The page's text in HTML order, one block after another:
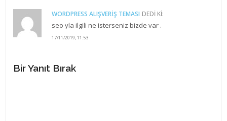
WORDPRESS ALIŞVERIŞ TEMASI DEDI KI:
17/11/2019, 11:53
seo yla ilgili ne isterseniz bizde var .
Bir Yanıt Bırak